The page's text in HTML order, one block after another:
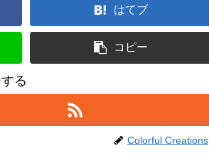
はてブ
コピー
る
Colorful Creations